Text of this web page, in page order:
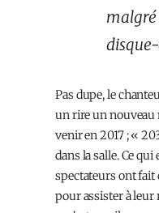
malgré
Pas dupe, le
un rire un nouveau
venir en 2017 ; «
dans la salle. Ce qui
spectateurs ont fait
pour assister à leur